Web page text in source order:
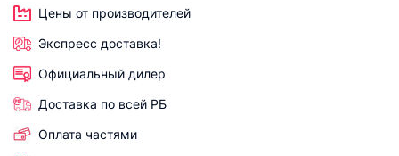
Цены от производителей
Экспресс доставка!
Официальный дилер
Доставка по всей РБ
Оплата частями